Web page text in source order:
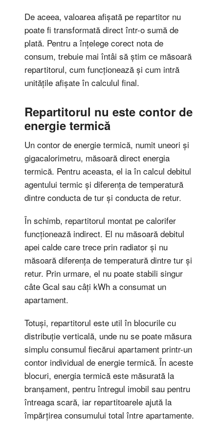
De aceea, valoarea afișată pe repartitor nu
poate fi transformată direct într-o sumă de
plată. Pentru a înțelege corect nota de
consum, trebuie mai întâi să știm ce măsoară
repartitorul, cum funcționează și cum intră
unitățile afișate în calculul final.
Repartitorul nu este contor de
energie termică
Un contor de energie termică, numit uneori și
gigacalorimetru, măsoară direct energia
termică. Pentru aceasta, el ia în calcul debitul
agentului termic și diferența de temperatură
dintre conducta de tur și conducta de retur.
În schimb, repartitorul montat pe calorifer
funcționează indirect. El nu măsoară debitul
apei calde care trece prin radiator și nu
măsoară diferența de temperatură dintre tur și
retur. Prin urmare, el nu poate stabili singur
câte Gcal sau câți kWh a consumat un
apartament.
Totuși, repartitorul este util în blocurile cu
distribuție verticală, unde nu se poate măsura
simplu consumul fiecărui apartament printr-un
contor individual de energie termică. În aceste
blocuri, energia termică este măsurată la
branșament, pentru întregul imobil sau pentru
întreaga scară, iar repartitoarele ajută la
împărțirea consumului total între apartamente.